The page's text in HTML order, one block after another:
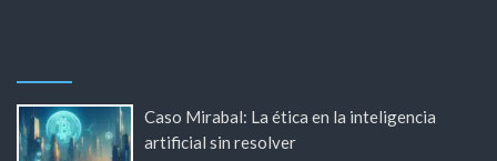
Caso Mirabal: La ética en la inteligencia
artificial sin resolver